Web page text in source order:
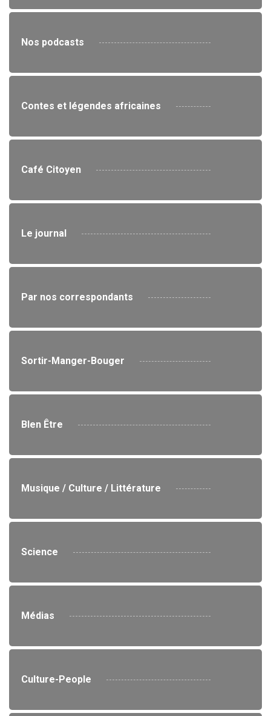
Nos podcasts
Contes et légendes africaines
Café Citoyen
Le journal
Par nos correspondants
Sortir-Manger-Bouger
BIen Être
Musique / Culture / Littérature
Science
Médias
Culture-People